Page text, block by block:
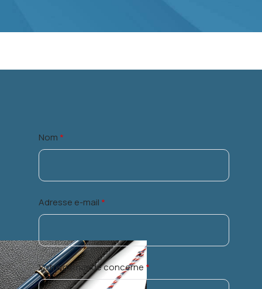
Nom *
Adresse e-mail *
Votre demande concerne *